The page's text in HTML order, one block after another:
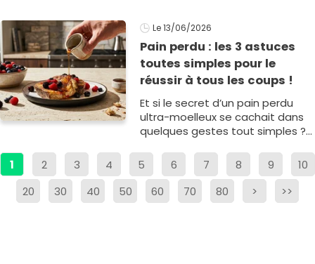
lorsqu'elles ont marin&eacu1
Le 13/06/2026
Pain perdu : les 3 astuces
toutes simples pour le
réussir à tous les coups !
Et si le secret d’un pain perdu
ultra-moelleux se cachait dans
quelques gestes tout simples ?
trempage, cuisson : découvrez
les astuces qui font toute la
diff&eac1
1 2 3 4 5 6 7 8 9
10
20
30 40 50 60 70 80 > >>